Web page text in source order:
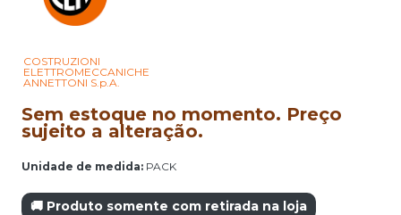
COSTRUZIONI
ELETTROMECCANICHE
ANNETTONI S.p.A.
Sem estoque no momento. Preço
sujeito a alteração.
Unidade de medida: PACK
🚚 Produto somente com retirada na loja